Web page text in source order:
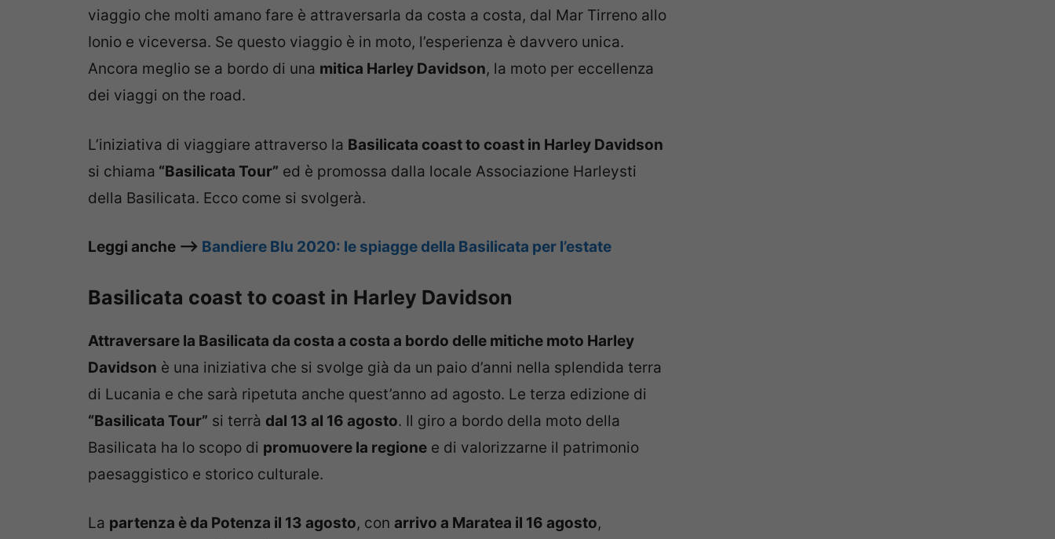
viaggio che molti amano fare è attraversarla da costa a costa, dal Mar Tirreno allo
Ionio e viceversa. Se questo viaggio è in moto, l’esperienza è davvero unica.
Ancora meglio se a bordo di una mitica Harley Davidson, la moto per eccellenza
dei viaggi on the road.
L’iniziativa di viaggiare attraverso la Basilicata coast to coast in Harley Davidson
si chiama “Basilicata Tour” ed è promossa dalla locale Associazione Harleysti
della Basilicata. Ecco come si svolgerà.
Leggi anche –> Bandiere Blu 2020: le spiagge della Basilicata per l’estate
Basilicata coast to coast in Harley Davidson
Attraversare la Basilicata da costa a costa a bordo delle mitiche moto Harley
Davidson è una iniziativa che si svolge già da un paio d’anni nella splendida terra
di Lucania e che sarà ripetuta anche quest’anno ad agosto. Le terza edizione di
“Basilicata Tour” si terrà dal 13 al 16 agosto. Il giro a bordo della moto della
Basilicata ha lo scopo di promuovere la regione e di valorizzarne il patrimonio
paesaggistico e storico culturale.
La partenza è da Potenza il 13 agosto, con arrivo a Maratea il 16 agosto,